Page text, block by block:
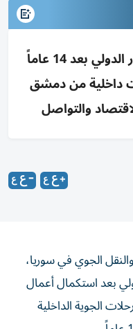
سوريا تعيد فتح مطار دير الزور الدولي بعد 14 عاماً
داخلية من دمشق
والتواصل
الجوي في سوريا،
بعد استكمال أعمال
الجوية الداخلية